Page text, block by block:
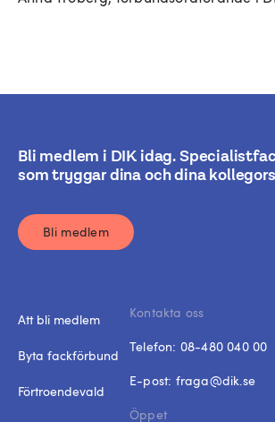
Bli medlem i DIK idag.
som tryggar dina och dina
Bli medlem
Att bli medlem
Byta fackförbund
Förtroendevald
Kontakta oss
Telefon: 08-480 040 00
E-post: fraga@dik.se
Öppet